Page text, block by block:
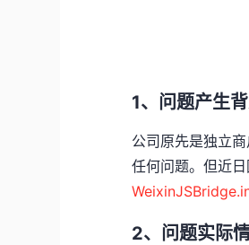
1、问题产生
公司原先是独立
任何问题。但近
2、问题实际